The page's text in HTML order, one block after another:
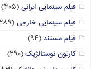
فیلم سینمایی ایرانی (۴۰۵)
فیلم سینمایی خارجی (۳۸۹)
فیلم مستند (۹۴)
کارتون نوستالژیک (۲۹۰)